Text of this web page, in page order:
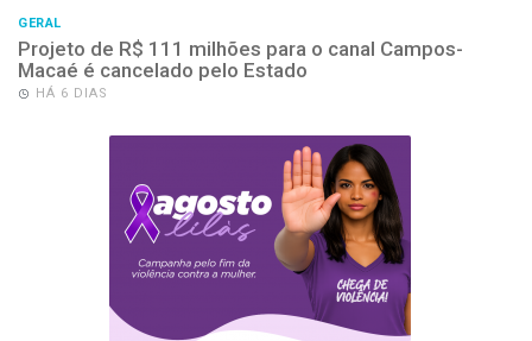
GERAL
Projeto de R$ 111 milhões para o canal Campos-
Macaé é cancelado pelo Estado
HÁ 6 DIAS